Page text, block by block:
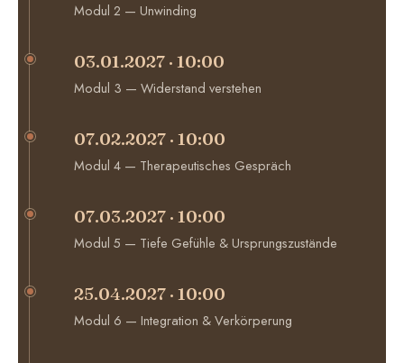
Modul 2 — Unwinding
03.01.2027 · 10:00
Modul 3 — Widerstand verstehen
07.02.2027 · 10:00
Modul 4 — Therapeutisches Gespräch
07.03.2027 · 10:00
Modul 5 — Tiefe Gefühle & Ursprungszustände
25.04.2027 · 10:00
Modul 6 — Integration & Verkörperung